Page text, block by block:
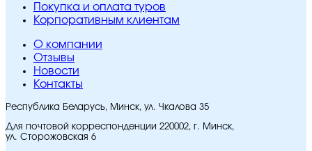
Покупка и оплата туров
Корпоративным клиентам
O компании
Отзывы
Новости
Контакты
Республика Беларусь, Минск, ул. Чкалова 35
Для почтовой корреспонденции 220002, г. Минск,
ул. Сторожовская 6